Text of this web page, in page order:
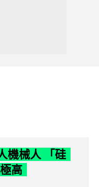
機械人 「硅
高